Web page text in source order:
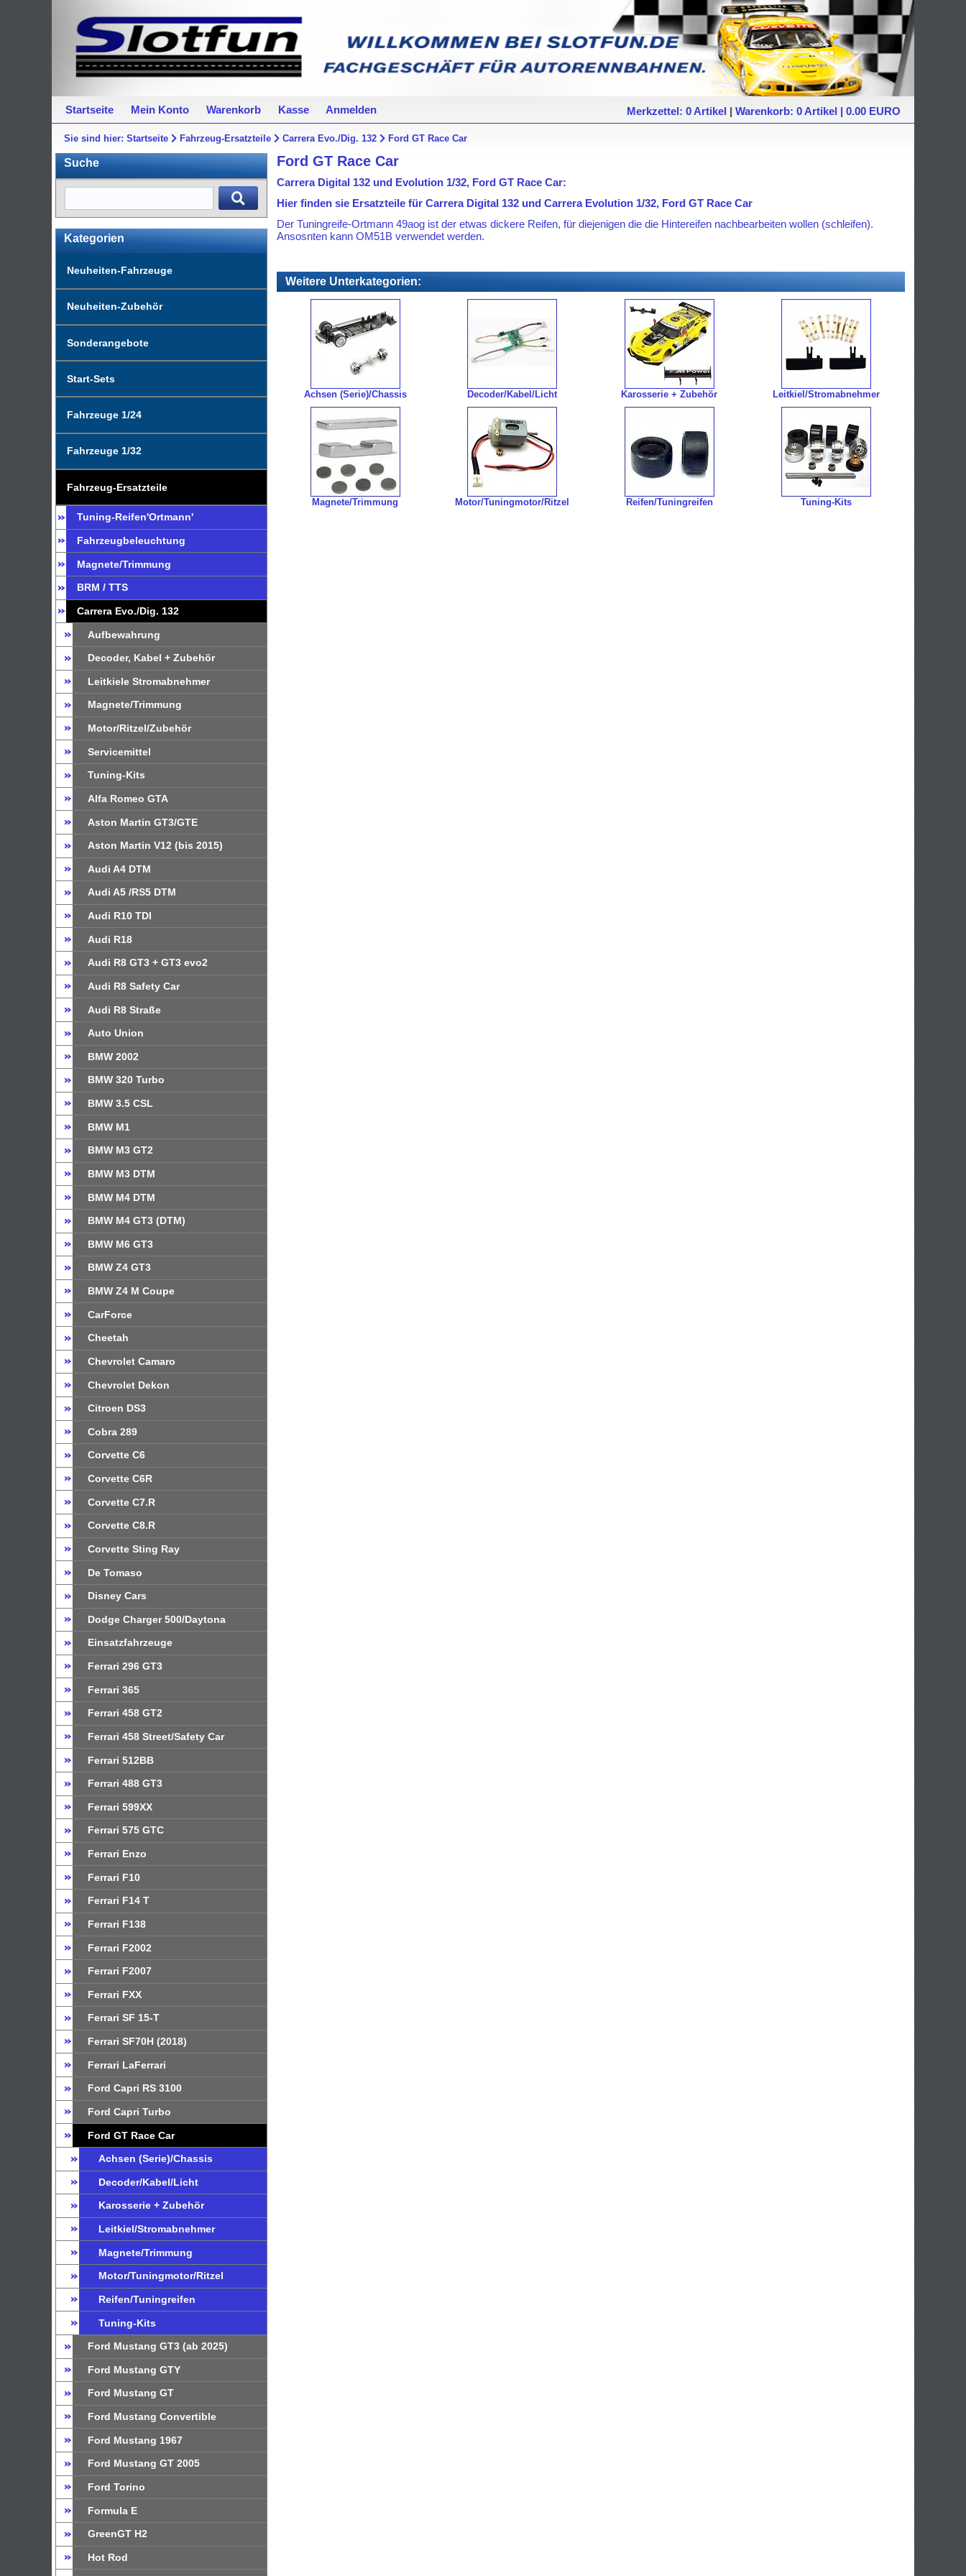
Startseite Mein Konto Warenkorb Kasse Anmelden Merkzettel: 0 Artikel | Warenkorb: 0 Artikel | 0.00 EURO
Sie sind hier:Startseite Fahrzeug-Ersatzteile Carrera Evo./Dig. 132 Ford GT Race Car
Suche
Kategorien
Neuheiten-Fahrzeuge
Neuheiten-Zubehör
Sonderangebote
Start-Sets
Fahrzeuge 1/24
Fahrzeuge 1/32
Fahrzeug-Ersatzteile
Tuning-Reifen'Ortmann'
Fahrzeugbeleuchtung
Magnete/Trimmung
BRM / TTS
Carrera Evo./Dig. 132
Aufbewahrung
Decoder, Kabel + Zubehör
Leitkiele Stromabnehmer
Magnete/Trimmung
Motor/Ritzel/Zubehör
Servicemittel
Tuning-Kits
Alfa Romeo GTA
Aston Martin GT3/GTE
Aston Martin V12 (bis 2015)
Audi A4 DTM
Audi A5 /RS5 DTM
Audi R10 TDI
Audi R18
Audi R8 GT3 + GT3 evo2
Audi R8 Safety Car
Audi R8 Straße
Auto Union
BMW 2002
BMW 320 Turbo
BMW 3.5 CSL
BMW M1
BMW M3 GT2
BMW M3 DTM
BMW M4 DTM
BMW M4 GT3 (DTM)
BMW M6 GT3
BMW Z4 GT3
BMW Z4 M Coupe
CarForce
Cheetah
Chevrolet Camaro
Chevrolet Dekon
Citroen DS3
Cobra 289
Corvette C6
Corvette C6R
Corvette C7.R
Corvette C8.R
Corvette Sting Ray
De Tomaso
Disney Cars
Dodge Charger 500/Daytona
Einsatzfahrzeuge
Ferrari 296 GT3
Ferrari 365
Ferrari 458 GT2
Ferrari 458 Street/Safety Car
Ferrari 512BB
Ferrari 488 GT3
Ferrari 599XX
Ferrari 575 GTC
Ferrari Enzo
Ferrari F10
Ferrari F14 T
Ferrari F138
Ferrari F2002
Ferrari F2007
Ferrari FXX
Ferrari SF 15-T
Ferrari SF70H (2018)
Ferrari LaFerrari
Ford Capri RS 3100
Ford Capri Turbo
Ford GT Race Car
Achsen (Serie)/Chassis
Decoder/Kabel/Licht
Karosserie + Zubehör
Leitkiel/Stromabnehmer
Magnete/Trimmung
Motor/Tuningmotor/Ritzel
Reifen/Tuningreifen
Tuning-Kits
Ford Mustang GT3 (ab 2025)
Ford Mustang GTY
Ford Mustang GT
Ford Mustang Convertible
Ford Mustang 1967
Ford Mustang GT 2005
Ford Torino
Formula E
GreenGT H2
Hot Rod
Ford GT Race Car
Carrera Digital 132 und Evolution 1/32, Ford GT Race Car:
Hier finden sie Ersatzteile für Carrera Digital 132 und Carrera Evolution 1/32, Ford GT Race Car
Der Tuningreife-Ortmann 49aog ist der etwas dickere Reifen, für diejenigen die die Hintereifen nachbearbeiten wollen (schleifen).
Ansosnten kann OM51B verwendet werden.
Weitere Unterkategorien:
Achsen (Serie)/Chassis Decoder/Kabel/Licht Karosserie + Zubehör Leitkiel/Stromabnehmer
Magnete/Trimmung Motor/Tuningmotor/Ritzel Reifen/Tuningreifen Tuning-Kits